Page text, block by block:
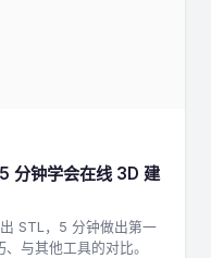
分钟学会在线 3D 建
STL，5 分钟做出第一
与其他工具的对比。